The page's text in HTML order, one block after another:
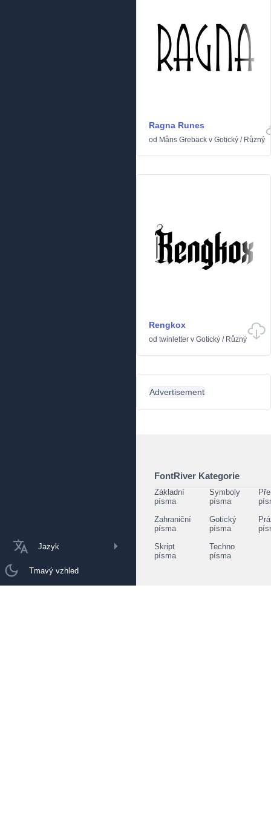
Jazyk
Tmavý vzhled
Ragna Runes
od Måns Grebäck v Gotický / Různý
Rengkox
od twinletter v Gotický / Různý
Advertisement
FontRiver Kategorie
Základní
písma
Symboly
písma
Zahraniční
písma
Gotický
písma
Skript
písma
Techno
písma